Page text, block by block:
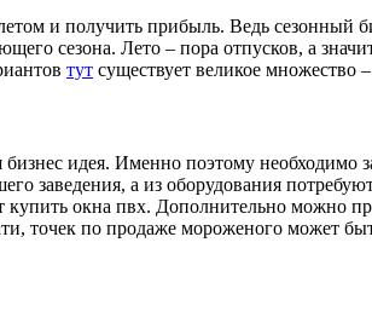
и получить прибыль. Ведь сезонный
сезона. Лето – пора отпусков, а
тут существует великое множество
бизнес идея. Именно поэтому
заведения, а из оборудования
окна пвх. Дополнительно можно
точек по продаже мороженого может